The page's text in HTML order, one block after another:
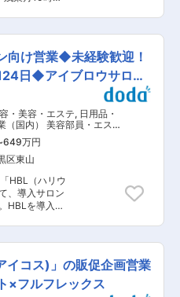
●大手
営業はその思
どれほど魅力
、営業はブラ
ています。
いよいよ卸展
た。60億これ
おいてチャネ
者となる役割
込み、気持ち
アケアブラ
消費財ブラン
●公式ECサ
●大手
babycresco/
動車部品、雑
用されている
務内
たルート営業
めるスペック
ら最適な製品
いただきま
製品づくりに
◎入社後は、
去の取引デー
てながら営業
◎化学系商材
必須ではあり
しており、安
営業活動を行
訪問（4名で
向け営業◆未経験歓迎！
日◆アイブロウサロン
・美容・エステ, 日用品・
（国内） 美容部員・エステ
・マッサージ
649万円
区東山
HBL（ハリウ
、導入サロン
HBLを導入い
ていきます。
でいるため、
が可能です。
るサロンやブ
けるやりがい
イコス)」の販促企画営業
×フルフレックス